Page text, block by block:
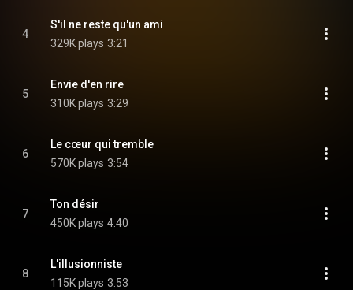
4
S'il ne reste qu'un ami
329K plays 3:21
5
Envie d'en rire
310K plays 3:29
6
Le cœur qui tremble
570K plays 3:54
7
Ton désir
450K plays 4:40
8
L'illusionniste
115K plays 3:53